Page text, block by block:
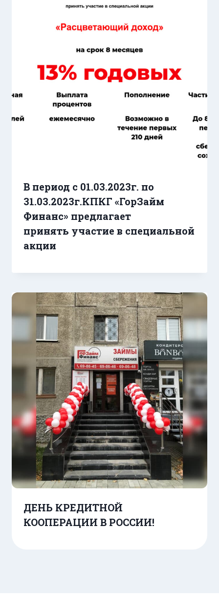
В период с 01.03.2023г. по
31.03.2023г.КПКГ «ГорЗайм
Финанс» предлагает
принять участие в специальной
акции
ДЕНЬ КРЕДИТНОЙ
КООПЕРАЦИИ В РОССИИ!